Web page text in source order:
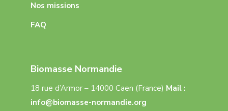
Nos missions
FAQ
Biomasse Normandie
18 rue d’Armor – 14000 Caen (France) Mail :
info@biomasse-normandie.org